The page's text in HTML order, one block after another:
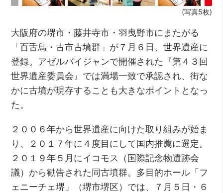
(写真5枚)
大阪府の堺市・藤井寺市・羽曳野市にまたがる
「百舌鳥・古市古墳群」が７月６日、世界遺産に
登録。アゼルバイジャンで開催された『第４３回
世界遺産委員会』では満場一致で承認され、街な
かに古墳が現存することも大きなポイントとなっ
た。
２００６年から世界遺産に向けた取り組みが始ま
り、２０１７年に４度目にして国内推薦に選定。
２０１９年５月にイコモス（国際記念物遺跡会
議）から勧告された同古墳群。多目的ホール「フ
ェニーチェ堺」（堺市堺区）では、７月５日・６